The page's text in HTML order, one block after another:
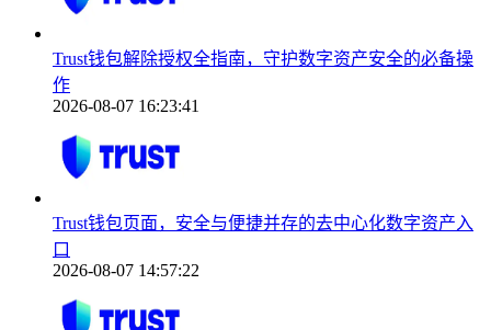
Trust钱包解除授权全指南，守护数字资产安全的必备操
作
2026-08-07 16:23:41
Trust钱包页面，安全与便捷并存的去中心化数字资产入
口
2026-08-07 14:57:22